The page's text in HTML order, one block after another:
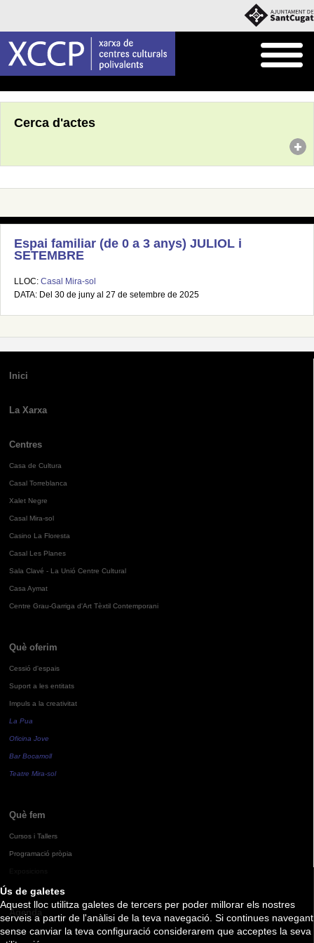
Ús de galetes
Aquest lloc utilitza galetes de tercers per poder millorar els nostres
serveis a partir de l'anàlisi de la teva navegació. Si continues navegant
sense canviar la teva configuració considerarem que acceptes la seva
Cerca d'actes
Espai familiar (de 0 a 3 anys) JULIOL i
SETEMBRE
LLOC: Casal Mira-sol
DATA: Del 30 de juny al 27 de setembre de 2025
Inici
La Xarxa
Centres
Casa de Cultura
Casal Torreblanca
Xalet Negre
Casal Mira-sol
Casino La Floresta
Casal Les Planes
Sala Clavé - La Unió Centre Cultural
Casa Aymat
Centre Grau-Garriga d'Art Tèxtil Contemporani
Què oferim
Cessió d'espais
Suport a les entitats
Impuls a la creativitat
La Pua
Oficina Jove
Bar Bocamoll
Teatre Mira-sol
Què fem
Cursos i Tallers
Programació pròpia
Agenda